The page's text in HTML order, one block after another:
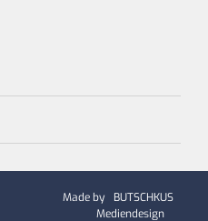
Made by
BUTSCHKUS
Mediendesign